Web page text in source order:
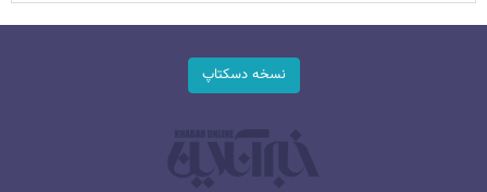
نسخه دسکتاپ